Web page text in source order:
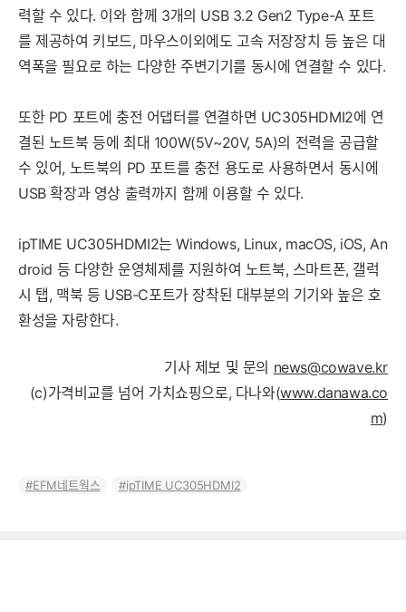
력할 수 있다. 이와 함께 3개의 USB 3.2 Gen2 Type-A 포트
를 제공하여 키보드, 마우스이외에도 고속 저장장치 등 높은 대
역폭을 필요로 하는 다양한 주변기기를 동시에 연결할 수 있다.
또한 PD 포트에 충전 어댑터를 연결하면 UC305HDMI2에 연
결된 노트북 등에 최대 100W(5V~20V, 5A)의 전력을 공급할
수 있어, 노트북의 PD 포트를 충전 용도로 사용하면서 동시에
USB 확장과 영상 출력까지 함께 이용할 수 있다.
ipTIME UC305HDMI2는 Windows, Linux, macOS, iOS, An
droid 등 다양한 운영체제를 지원하여 노트북, 스마트폰, 갤럭
시 탭, 맥북 등 USB-C포트가 장착된 대부분의 기기와 높은 호
환성을 자랑한다.
기사 제보 및 문의 news@cowave.kr
(c)가격비교를 넘어 가치쇼핑으로, 다나와(www.danawa.co
m)
EFM네트웍스 ipTIME UC305HDMI2